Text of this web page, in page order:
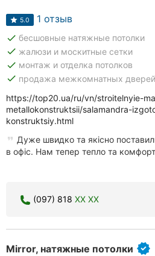
5.0 1 отзыв
done бесшовные натяжные потолки
done жалюзи и москитные сетки
done монтаж и отделка потолков
done продажа межкомнатных дверей
https://top20.ua/ru/vn/stroitelnyie-
metallokonstruktsii/salamandra-
konstruktsiy.html
Дуже швидко та якісно
в офіс. Нам тепер тепло та
(097) 818 XX XX
Mirror, натяжные потолки